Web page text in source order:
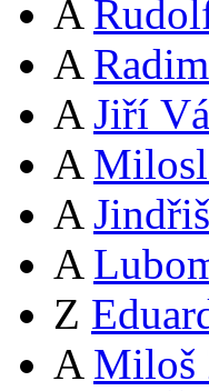
A
A
A Jiří
A
A
A
Z
A Miloš